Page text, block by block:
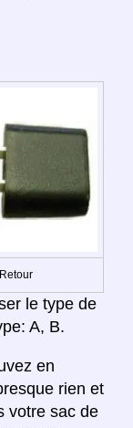
Retour
le type de
A, B.
en
rien et
votre sac de